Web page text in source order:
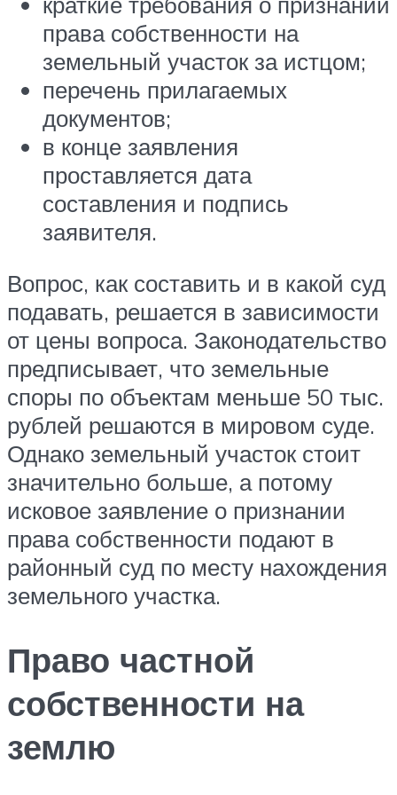
права собственности на
земельный участок за истцом;
перечень прилагаемых
документов;
в конце заявления
проставляется дата
составления и подпись
заявителя.
Вопрос, как составить и в какой суд
подавать, решается в зависимости
от цены вопроса. Законодательство
предписывает, что земельные
споры по объектам меньше 50 тыс.
рублей решаются в мировом суде.
Однако земельный участок стоит
значительно больше, а потому
исковое заявление о признании
права собственности подают в
районный суд по месту нахождения
земельного участка.
Право частной
собственности на
землю